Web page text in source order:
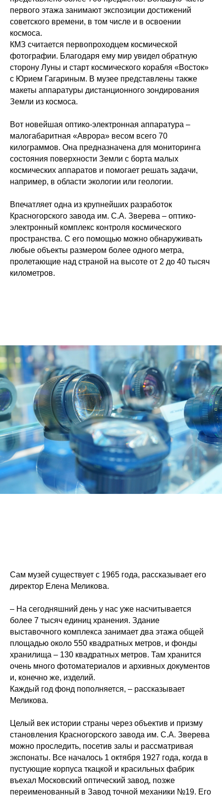
первого этажа занимают экспозиции достижений
советского времени, в том числе и в освоении
космоса.
КМЗ считается первопроходцем космической
фотографии. Благодаря ему мир увидел обратную
сторону Луны и старт космического корабля «Восток»
с Юрием Гагариным. В музее представлены также
макеты аппаратуры дистанционного зондирования
Земли из космоса.
Вот новейшая оптико-электронная аппаратура –
малогабаритная «Аврора» весом всего 70
килограммов. Она предназначена для мониторинга
состояния поверхности Земли с борта малых
космических аппаратов и помогает решать задачи,
например, в области экологии или геологии.
Впечатляет одна из крупнейших разработок
Красногорского завода им. С.А. Зверева – оптико-
электронный комплекс контроля космического
пространства. С его помощью можно обнаруживать
любые объекты размером более одного метра,
пролетающие над страной на высоте от 2 до 40 тысяч
километров.
Сам музей существует с 1965 года, рассказывает его
директор Елена Меликова.
– На сегодняшний день у нас уже насчитывается
более 7 тысяч единиц хранения. Здание
выставочного комплекса занимает два этажа общей
площадью около 550 квадратных метров, и фонды
хранилища – 130 квадратных метров. Там хранится
очень много фотоматериалов и архивных документов
и, конечно же, изделий.
Каждый год фонд пополняется, – рассказывает
Меликова.
Целый век истории страны через объектив и призму
становления Красногорского завода им. С.А. Зверева
можно проследить, посетив залы и рассматривая
экспонаты. Все началось 1 октября 1927 года, когда в
пустующие корпуса ткацкой и красильных фабрик
въехал Московский оптический завод, позже
переименованный в Завод точной механики №19. Его